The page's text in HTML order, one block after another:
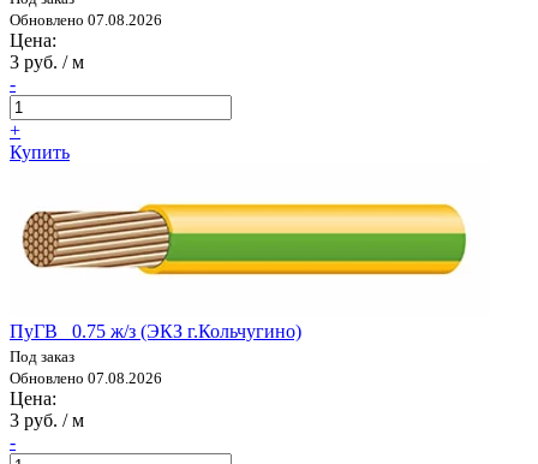
Обновлено 07.08.2026
Цена:
3 руб. / м
-
+
Купить
ПуГВ 0.75 ж/з (ЭКЗ г.Кольчугино)
Под заказ
Обновлено 07.08.2026
Цена:
3 руб. / м
-